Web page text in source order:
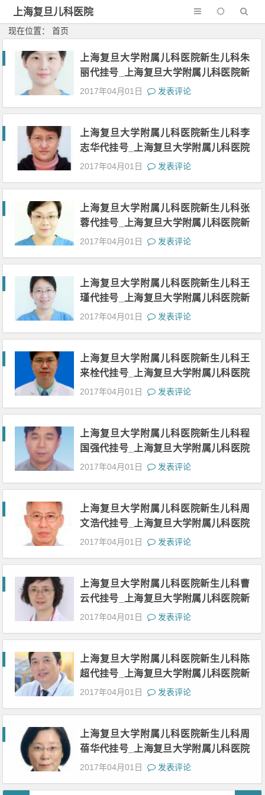
上海复旦儿科医院
现在位置： 首页
上海复旦大学附属儿科医院新生儿科朱
丽代挂号_上海复旦大学附属儿科医院新
生儿科朱丽黄牛挂号电话号码18516623
预约挂号
2017年04月01日 发表评论
上海复旦大学附属儿科医院新生儿科李
志华代挂号_上海复旦大学附属儿科医院
新生儿科李志华黄牛挂号电话号码18516
志华代预约挂号
2017年04月01日 发表评论
上海复旦大学附属儿科医院新生儿科张
蓉代挂号_上海复旦大学附属儿科医院新
生儿科张蓉黄牛挂号电话号码18516623
预约挂号
2017年04月01日 发表评论
上海复旦大学附属儿科医院新生儿科王
瑾代挂号_上海复旦大学附属儿科医院新
生儿科王瑾黄牛挂号电话号码18516623
预约挂号
2017年04月01日 发表评论
上海复旦大学附属儿科医院新生儿科王
来栓代挂号_上海复旦大学附属儿科医院
新生儿科王来栓黄牛挂号电话号码18516
来栓代预约挂号
2017年04月01日 发表评论
上海复旦大学附属儿科医院新生儿科程
国强代挂号_上海复旦大学附属儿科医院
新生儿科程国强黄牛挂号电话号码18516
国强代预约挂号
2017年04月01日 发表评论
上海复旦大学附属儿科医院新生儿科周
文浩代挂号_上海复旦大学附属儿科医院
新生儿科周文浩黄牛挂号电话号码18516
文浩代预约挂号
2017年04月01日 发表评论
上海复旦大学附属儿科医院新生儿科曹
云代挂号_上海复旦大学附属儿科医院新
生儿科曹云黄牛挂号电话号码18516623
预约挂号
2017年04月01日 发表评论
上海复旦大学附属儿科医院新生儿科陈
超代挂号_上海复旦大学附属儿科医院新
生儿科陈超黄牛挂号电话号码18516623
预约挂号
2017年04月01日 发表评论
上海复旦大学附属儿科医院新生儿科周
蓓华代挂号_上海复旦大学附属儿科医院
新生儿科周蓓华黄牛挂号电话号码18516
蓓华代预约挂号
2017年04月01日 发表评论